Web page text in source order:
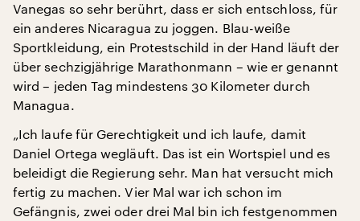
Vanegas so sehr berührt, dass er sich entschloss, für
ein anderes Nicaragua zu joggen. Blau-weiße
Sportkleidung, ein Protestschild in der Hand läuft der
über sechzigjährige Marathonmann – wie er genannt
wird – jeden Tag mindestens 30 Kilometer durch
Managua.
„Ich laufe für Gerechtigkeit und ich laufe, damit
Daniel Ortega wegläuft. Das ist ein Wortspiel und es
beleidigt die Regierung sehr. Man hat versucht mich
fertig zu machen. Vier Mal war ich schon im
Gefängnis, zwei oder drei Mal bin ich festgenommen